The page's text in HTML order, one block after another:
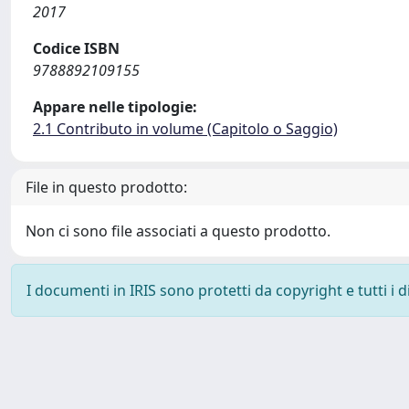
2017
Codice ISBN
9788892109155
Appare nelle tipologie:
2.1 Contributo in volume (Capitolo o Saggio)
File in questo prodotto:
Non ci sono file associati a questo prodotto.
I documenti in IRIS sono protetti da copyright e tutti i